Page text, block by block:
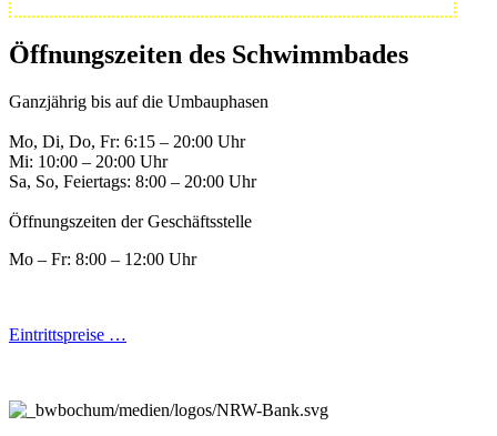
Öffnungszeiten des Schwimmbades
Ganzjährig bis auf die Umbauphasen
Mo, Di, Do, Fr: 6:15 – 20:00 Uhr
Mi: 10:00 – 20:00 Uhr
Sa, So, Feiertags: 8:00 – 20:00 Uhr
Öffnungszeiten der Geschäftsstelle
Mo – Fr: 8:00 – 12:00 Uhr
Eintrittspreise …